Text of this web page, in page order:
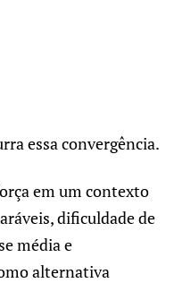
essa convergência.
em um contexto
dificuldade de
média e
alternativa